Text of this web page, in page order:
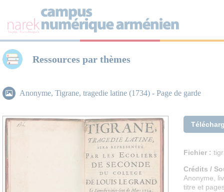
Ressources par thèmes
Anonyme, Tigrane, tragedie latine (1734) - Page de garde
Fichier :
Crédits /
Anonyme,
titre et